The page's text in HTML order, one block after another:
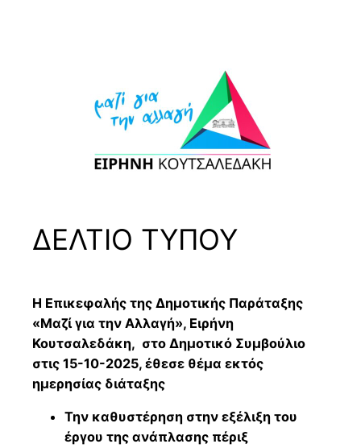
ΔΕΛΤΙΟ ΤΥΠΟΥ
Η Επικεφαλής της Δημοτικής Παράταξης
«Μαζί για την Αλλαγή», Ειρήνη
Κουτσαλεδάκη, στο Δημοτικό Συμβούλιο
στις 15-10-2025, έθεσε θέμα εκτός
ημερησίας διάταξης
Την καθυστέρηση στην εξέλιξη του
έργου της ανάπλασης πέριξ